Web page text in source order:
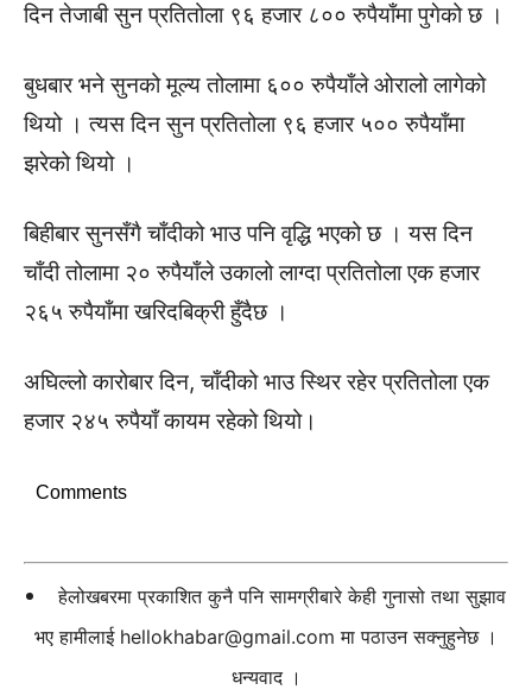
दिन तेजाबी सुन प्रतितोला ९६ हजार ८०० रुपैयाँमा पुगेको छ ।
बुधबार भने सुनको मूल्य तोलामा ६०० रुपैयाँले ओरालो लागेको
थियो । त्यस दिन सुन प्रतितोला ९६ हजार ५०० रुपैयाँमा
झरेको थियो ।
बिहीबार सुनसँगै चाँदीको भाउ पनि वृद्धि भएको छ । यस दिन
चाँदी तोलामा २० रुपैयाँले उकालो लाग्दा प्रतितोला एक हजार
२६५ रुपैयाँमा खरिदबिक्री हुँदैछ ।
अघिल्लो कारोबार दिन, चाँदीको भाउ स्थिर रहेर प्रतितोला एक
हजार २४५ रुपैयाँ कायम रहेको थियो।
Comments
हेलोखबरमा प्रकाशित कुनै पनि सामग्रीबारे केही गुनासो तथा सुझाव
भए हामीलाई hellokhabar@gmail.com मा पठाउन सक्नुहुनेछ ।
धन्यवाद ।